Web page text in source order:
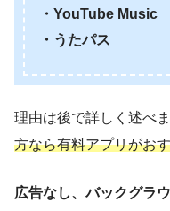
・YouTube Music
・うたパス
理由は後で詳しく述べま
方なら有料アプリがお
広告なし、バックグラ